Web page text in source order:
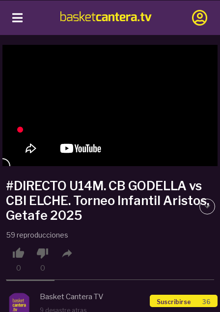
#DIRECTO U14M. CB GODELLA vs
CBI ELCHE. Torneo Infantil Aristos,
Getafe 2025
59 reproducciones

0

0

Basket Cantera TV
9 desastre atras
Suscribirse 36